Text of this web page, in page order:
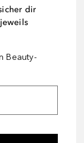
dir
Beauty-